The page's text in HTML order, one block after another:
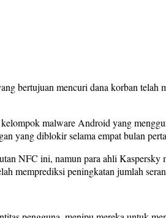
bertujuan mencuri dana korban telah
malware Android yang
yang diblokir selama empat bulan
NFC ini, namun para ahli
memprediksi peningkatan jumlah